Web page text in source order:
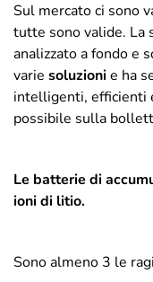
Sul mercato ci sono
tutte sono valide. La
analizzato a fondo e
varie soluzionie ha
intelligenti, efficienti
possibile sulla
Le batterie di
ioni di litio.
Sono almeno 3 le